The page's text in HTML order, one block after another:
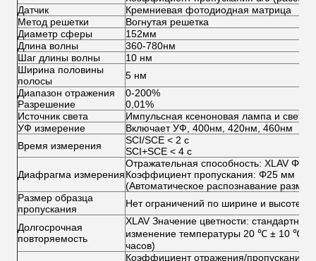
Датчик
Кремниевая фотодиодная матрица
Метод решетки
Вогнутая решетка
Диаметр сферы
152мм
Длина волны
360-780нм
Шаг длины волны
10 нм
Ширина половины
полосы
5 нм
Диапазон отражения
Разрешение
0-200%
0,01%
Источник света
Импульсная ксеноновая лампа и
УФ измерение
Включает УФ, 400нм, 420нм, 460нм
Время измерения
SCI/SCE < 2 с
SCI+SCE < 4 с
Диафрагма измерения
Отражательная способность: XLAV
Коэффициент пропускания: Φ25 мм
(Автоматическое распознавание
Размер образца
пропускания
Нет ограничений по ширине и высоте
Долгосрочная
повторяемость
XLAV Значение цветности:
изменение температуры 20 ℃ ± 10 ℃,
часов)
Коэффициент отражения/пропускания